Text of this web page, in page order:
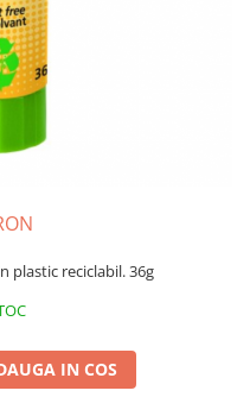
plastic reciclabil. 36g
IN COS